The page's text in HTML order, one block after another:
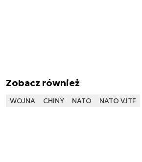
Zobacz również
WOJNA CHINY NATO NATO VJTF